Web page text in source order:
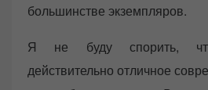
большинстве экземпляров.
Я не буду спорить,
действительно отличное